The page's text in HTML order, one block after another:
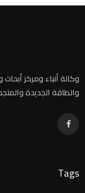
وكالة أنباء ومركز
والطاقة الجديدة
Tags